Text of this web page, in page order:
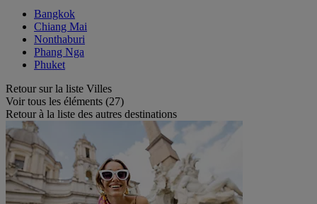
Bangkok
Chiang Mai
Nonthaburi
Phang Nga
Phuket
Retour sur la liste Villes
Voir tous les éléments (27)
Retour à la liste des autres destinations